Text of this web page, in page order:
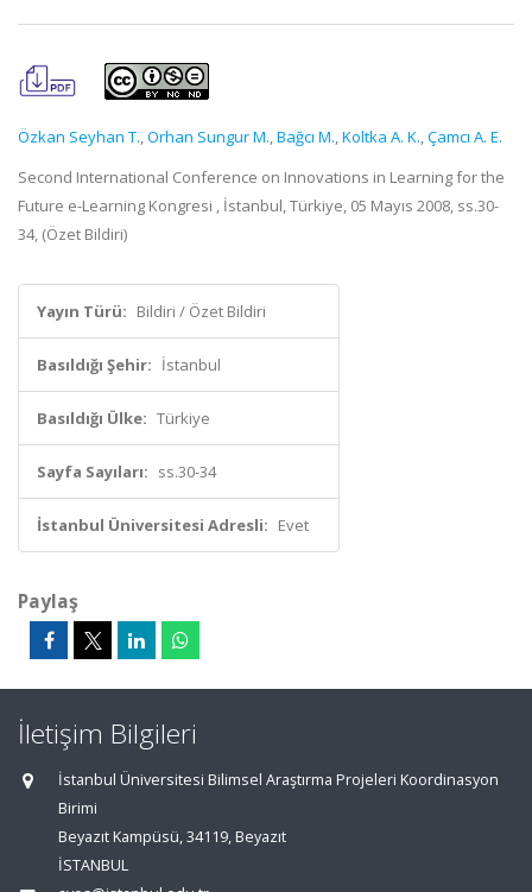
Özkan Seyhan T.,Orhan Sungur M.,Bağcı M.,Koltka A. K.,Çamcı A. E.
Second International Conference on Innovations in Learning for the
Future e-Learning Kongresi , İstanbul, Türkiye, 05 Mayıs 2008, ss.30-
34, (Özet Bildiri)
Yayın Türü: Bildiri / Özet Bildiri
Basıldığı Şehir: İstanbul
Basıldığı Ülke: Türkiye
Sayfa Sayıları: ss.30-34
İstanbul Üniversitesi Adresli: Evet
Paylaş
İletişim Bilgileri
İstanbul Üniversitesi Bilimsel Araştırma Projeleri Koordinasyon
Birimi
Beyazıt Kampüsü, 34119, Beyazıt
İSTANBUL